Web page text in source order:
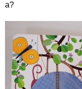
a?